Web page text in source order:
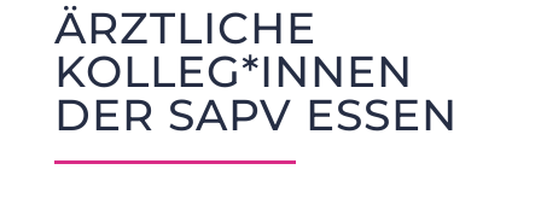
ÄRZTLICHE
KOLLEG*INNEN
DER SAPV ESSEN